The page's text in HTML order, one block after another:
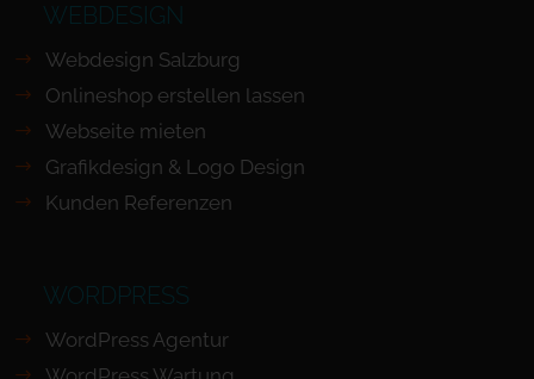
WEBDESIGN
Webdesign Salzburg
Onlineshop erstellen lassen
Webseite mieten
Grafikdesign & Logo Design
Kunden Referenzen
WORDPRESS
WordPress Agentur